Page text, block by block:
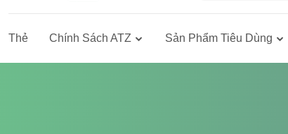
Thẻ Chính Sách ATZ Sản Phẩm Tiêu Dùng